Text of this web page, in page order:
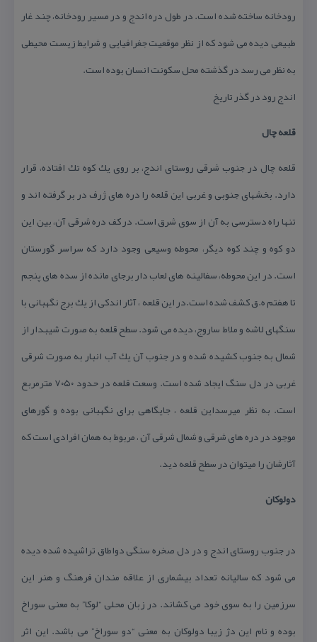
رودخانه ساخته شده است. در طول دره اندج و در مسیر رودخانه، چند غار
طبیعی دیده می شود كه از نظر موقعیت جغرافیایی و شرایط زیست محیطی
به نظر می رسد در گذشته محل سكونت انسان بوده است.
اندج رود در گذر تاریخ
قلعه چال
قلعه چال در جنوب شرقی روستای اندج، بر روی یك كوه تك افتاده، قرار
دارد. بخشهای جنوبی و غربی این قلعه را دره های ژرف در بر گرفته اند و
تنها راه دسترسی به آن از سوی شرق است. در كف دره شرقی آن، بین این
دو كوه و چند كوه دیگر، محوطه وسیعی وجود دارد كه سراسر گورستان
است. در این محوطه، سفالینه های لعاب دار برجای مانده از سده های پنجم
تا هفتم ه.ق كشف شده است.در این قلعه ، آثار اندكی از یك برج نگهبانی با
سنگهای لاشه و ملاط ساروج، دیده می شود. سطح قلعه به صورت شیبدار از
شمال به جنوب كشیده شده و در جنوب آن یك آب انبار به صورت شرقی
غربی در دل سنگ ایجاد شده است. وسعت قلعه در حدود ۷۰۵۰ مترمربع
است. به نظر میرسداین قلعه ، جایگاهی برای نگهبانی بوده و گورهای
موجود در دره های شرقی و شمال شرقی آن ، مربوط به همان افرادی است كه
آثارشان را میتوان در سطح قلعه دید.
دولوكان
در جنوب روستای اندج و در دل صخره سنگی دواطاق تراشیده شده دیده
می شود كه سالیانه تعداد بیشماری از علاقه مندان فرهنگ و هنر این
سرزمین را به سوی خود می كشاند. در زبان محلی “لوكا” به معنی سوراخ
بوده و نام این دژ زیبا دولوكان به معنی “دو سوراخ” می باشد. این اثر